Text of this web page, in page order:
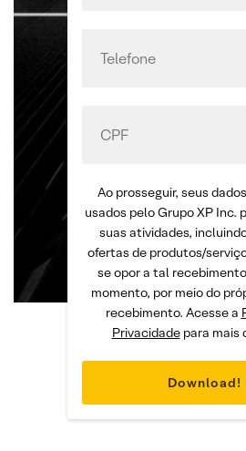
Ao prosseguir, seus
usados pelo Grupo XP Inc.
suas atividades,
ofertas de produtos/
se opor a tal
momento, por meio do
recebimento. Acesse a
Privacidadepara mais